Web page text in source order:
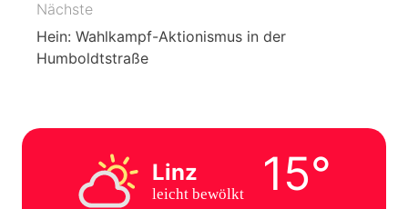
Nächste
Hein: Wahlkampf-Aktionismus in der
Humboldtstraße
Linz
leicht bewölkt 15°